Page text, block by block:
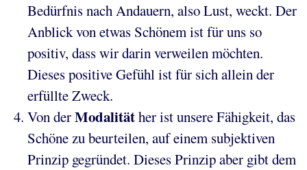
Bedürfnis nach Andauern, also Lust, weckt. Der
Anblick von etwas Schönem ist für uns so
positiv, dass wir darin verweilen möchten.
Dieses positive Gefühl ist für sich allein der
erfüllte Zweck.
Von derModalitäther ist unsere Fähigkeit, das
Schöne zu beurteilen, auf einem subjektiven
Prinzip gegründet. Dieses Prinzip aber gibt dem